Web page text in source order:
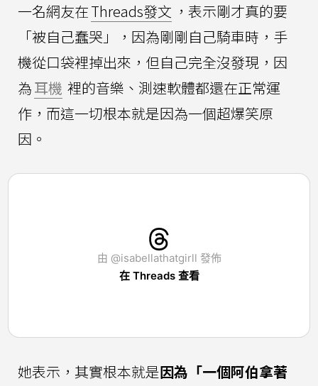
一名網友在Threads發文 ，表示剛才真的要
「被自己蠢哭」，因為剛剛自己騎車時，手
機從口袋裡掉出來，但自己完全沒發現，因
為耳機 裡的音樂、測速軟體都還在正常運
作，而這一切根本就是因為一個超爆笑原
因。
由 @isabellathatgirll 發佈
在 Threads 查看
她表示，其實根本就是因為「一個阿伯拿著